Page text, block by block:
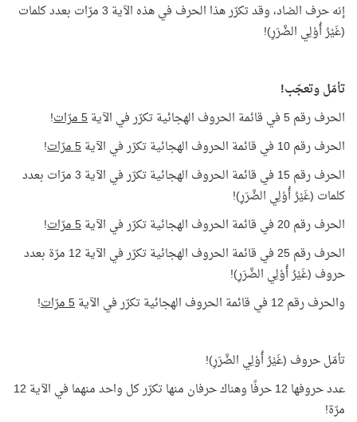
إنه حرف الضاد، وقد تكرّر هذا الحرف في هذه الآية 3 مرّات بعدد كلمات
(غَيْرُ أُوْلِي الضَّرَرِ)!
تأمّل وتعجّب!
الحرف رقم 5 في قائمة الحروف الهجائية تكرّر في الآية
5 مرّات
!
الحرف رقم 10 في قائمة الحروف الهجائية تكرّر في الآية
5 مرّات
!
الحرف رقم 15 في قائمة الحروف الهجائية تكرّر في الآية 3 مرّات بعدد
كلمات (غَيْرُ أُوْلِي الضَّرَرِ)!
الحرف رقم 20 في قائمة الحروف الهجائية تكرّر في الآية
5 مرّات
!
الحرف رقم 25 في قائمة الحروف الهجائية تكرّر في الآية 12 مرّة بعدد
حروف (غَيْرُ أُوْلِي الضَّرَرِ)!
والحرف رقم 12 في قائمة الحروف الهجائية تكرّر في الآية
5 مرّات !
تأمّل حروف (غَيْرُ أُوْلِي الضَّرَرِ)!
عدد حروفها 12 حرفًا وهناك حرفان منها تكرّر كل واحد منهما في الآية 12
مرّة!